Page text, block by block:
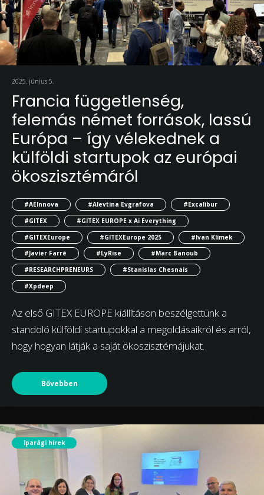
2025. június 5.
Francia függetlenség,
felemás német források, lassú
Európa – így vélekednek a
külföldi startupok az európai
ökoszisztémáról
#AEInnova #Alevtina Evgrafova
#Excalibur
#GITEX
#GITEX EUROPE x Ai Everything
#GITEXEurope
#GITEXEurope 2025
#Ivan Klimek
#Javier Farré
#LyRise
#Marc Banoub
#RESEARCHPRENEURS
#Stanislas Chesnais
#Xpdeep
Az első GITEX EUROPE kiállításon beszélgettünk a
standoló külföldi startupokkal a megoldásaikról és arról,
hogy hogyan látják a saját ökoszisztémájukat.
Bővebben
Iparági hírek